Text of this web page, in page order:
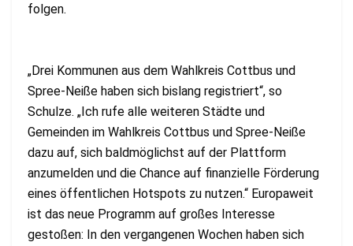
folgen.
„Drei Kommunen aus dem Wahlkreis Cottbus und
Spree-Neiße haben sich bislang registriert“, so
Schulze. „Ich rufe alle weiteren Städte und
Gemeinden im Wahlkreis Cottbus und Spree-Neiße
dazu auf, sich baldmöglichst auf der Plattform
anzumelden und die Chance auf finanzielle Förderung
eines öffentlichen Hotspots zu nutzen.“ Europaweit
ist das neue Programm auf großes Interesse
gestoßen: In den vergangenen Wochen haben sich